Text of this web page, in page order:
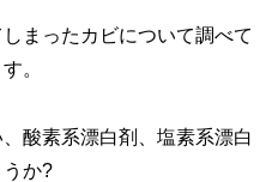
まったカビについて調べて
。
酸素系漂白剤、塩素系漂白
か?